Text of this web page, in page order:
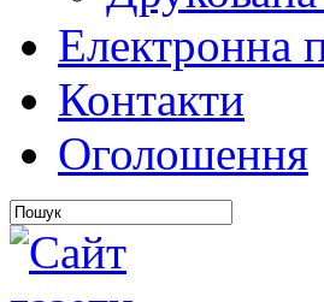
Електронна
Контакти
Оголошення